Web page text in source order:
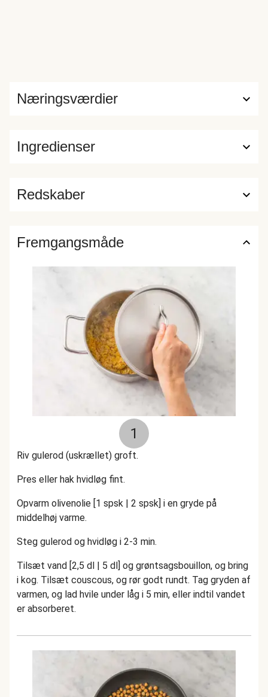
Ingredienser
Næringsværdier
Redskaber
Fremgangsmåde
1
Riv gulerod (uskrællet) groft.
Pres eller hak hvidløg fint.
Opvarm olivenolie [1 spsk | 2 spsk] i en gryde på
middelhøj varme.
Steg gulerod og hvidløg i 2-3 min.
Tilsæt vand [2,5 dl | 5 dl] og grøntsagsbouillon, og bring
i kog. Tilsæt couscous, og rør godt rundt. Tag gryden af
varmen, og lad hvile under låg i 5 min, eller indtil vandet
er absorberet.